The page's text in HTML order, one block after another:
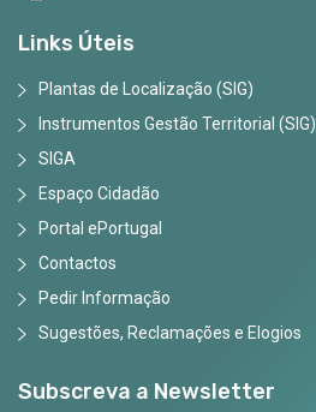
Links Úteis
Plantas de Localização (SIG)
Instrumentos Gestão Territorial (SIG)
SIGA
Espaço Cidadão
Portal ePortugal
Contactos
Pedir Informação
Sugestões, Reclamações e Elogios
Subscreva a Newsletter